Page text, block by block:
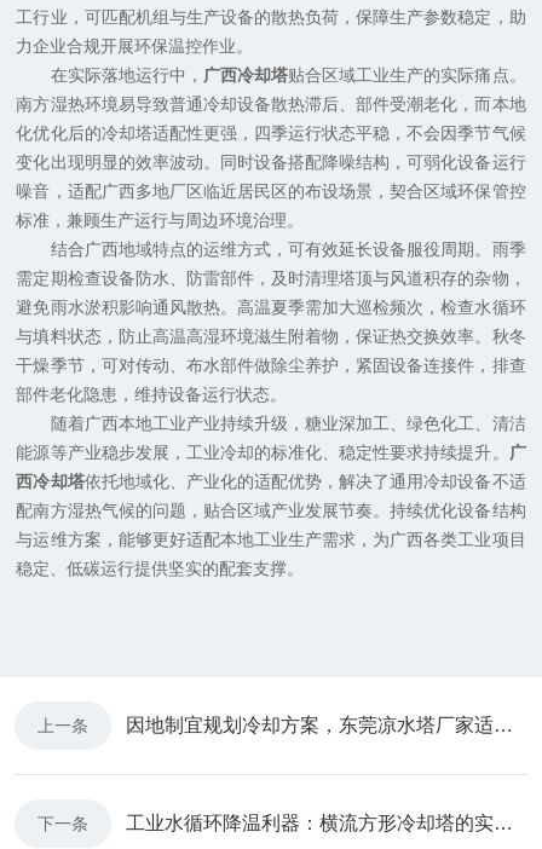
工行业，可匹配机组与生产设备的散热负荷，保障生产参数稳定，助
力企业合规开展环保温控作业。
在实际落地运行中， 广西冷却塔贴合区域工业生产的实际痛点。
南方湿热环境易导致普通冷却设备散热滞后、部件受潮老化，而本地
化优化后的冷却塔适配性更强，四季运行状态平稳，不会因季节气候
变化出现明显的效率波动。同时设备搭配降噪结构，可弱化设备运行
噪音，适配广西多地厂区临近居民区的布设场景，契合区域环保管控
标准，兼顾生产运行与周边环境治理。
结合广西地域特点的运维方式，可有效延长设备服役周期。雨季
需定期检查设备防水、防雷部件，及时清理塔顶与风道积存的杂物，
避免雨水淤积影响通风散热。高温夏季需加大巡检频次，检查水循环
与填料状态，防止高温高湿环境滋生附着物，保证热交换效率。秋冬
干燥季节，可对传动、布水部件做除尘养护，紧固设备连接件，排查
部件老化隐患，维持设备运行状态。
随着广西本地工业产业持续升级，糖业深加工、绿色化工、清洁
能源等产业稳步发展，工业冷却的标准化、稳定性要求持续提升。 广
西冷却塔依托地域化、产业化的适配优势，解决了通用冷却设备不适
配南方湿热气候的问题，贴合区域产业发展节奏。持续优化设备结构
与运维方案，能够更好适配本地工业生产需求，为广西各类工业项目
稳定、低碳运行提供坚实的配套支撑。
上一条 因地制宜规划冷却方案，东莞凉水塔厂家适配珠三角多样生产需求
下一条 工业水循环降温利器：横流方形冷却塔的实用优势与普及价值